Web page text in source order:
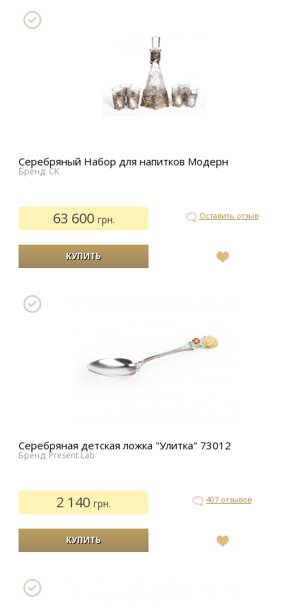
Серебряный Набор для напитков Модерн
Бренд: CK
63 600 грн. Оставить отзыв
Серебряная детская ложка "Улитка" 73012
Бренд: Present Lab
2 140грн. 407 отзывов